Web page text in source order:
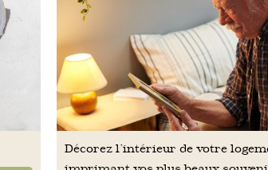
Décorez l’intérieur de votre